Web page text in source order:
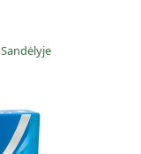
Sandėlyje